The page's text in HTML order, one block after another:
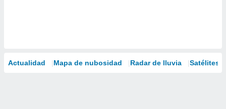
Actualidad Mapa de nubosidad Radar de lluvia Satélites